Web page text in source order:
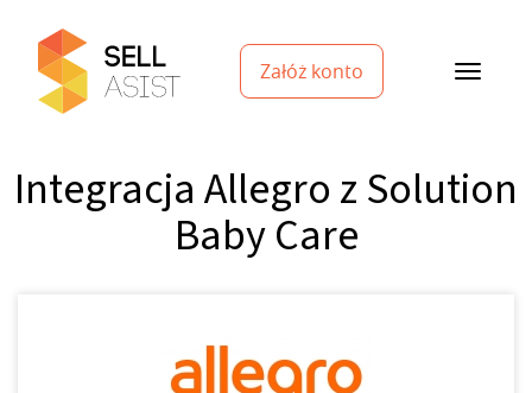
Załóż konto
Integracja Allegro z Solution
Baby Care